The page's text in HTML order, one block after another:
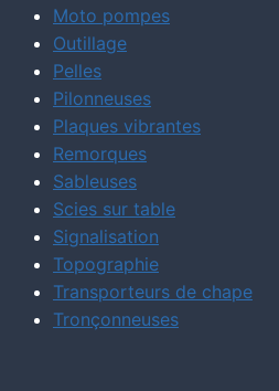
Moto pompes
Outillage
Pelles
Pilonneuses
Plaques vibrantes
Remorques
Sableuses
Scies sur table
Signalisation
Topographie
Transporteurs de chape
Tronçonneuses